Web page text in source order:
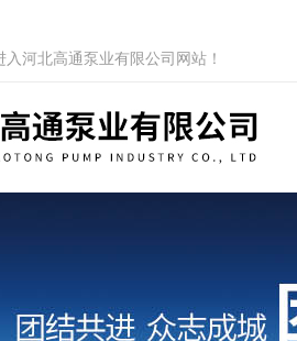
入河北高通泵业有限公司网站！